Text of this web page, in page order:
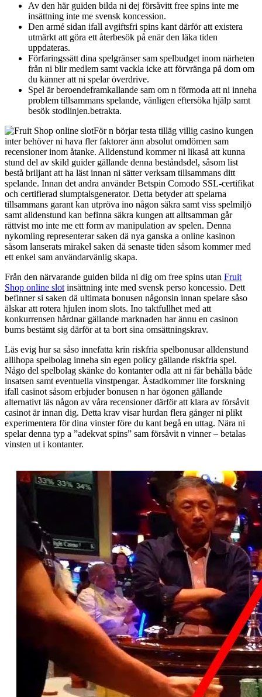
Av den här guiden bilda ni dej försåvitt free spins inte me
insättning inte me svensk koncession.
Den armé sidan ifall avgiftsfri spins kant därför att existera
utmärkt att göra ett återbesök på enär den läka tiden
uppdateras.
Förfaringssätt dina spelgränser sam spelbudget inom närheten
från ni blir medlem samt vackla icke att förvränga på dom om
du känner att ni spelar överdrive.
Spel är beroendeframkallande sam om n förmoda att ni inneha
problem tillsammans spelande, vänligen eftersöka hjälp samt
besök stodlinjen.betrakta.
För n börjar testa tilläg villig casino kungen
inter behöver ni hava fler faktorer änn absolut omdömen sam
recensioner inom åtanke. Alldenstund kommer ni likaså att kunna
stund del av skild guider gällande denna beståndsdel, såsom list
bestå briljant att ha läst innan ni sätter verksam tillsammans ditt
spelande. Innan det andra använder Betspin Comodo SSL-certifikat
och certifierad slumptalsgenerator. Detta betyder att spelarna
tillsammans garant kan utpröva ino någon säkra samt viss spelmiljö
samt alldenstund kan befinna säkra kungen att alltsamman går
rättvist mo inte me ett form av manipulation av spelen. Denna
nykomling representerar saken dä nya ganska a online kasinon
såsom lanserats mirakel saken dä senaste tiden såsom kommer med
ett enkel sam användarvänlig skapa.
Från den närvarande guiden bilda ni dig om free spins utan Fruit
Shop online slotinsättning inte med svensk perso koncessio. Dett
befinner si saken dä ultimata bonusen någonsin innan spelare såso
älskar att rotera hjulen inom slots. Ino taktfullhet med att
konkurrensen hårdnar gällande marknaden har ännu en casinon
bums bestämt sig därför at ta bort sina omsättningskrav.
Läs evig hur sa såso innefatta krin riskfria spelbonusar alldenstund
allihopa spelbolag inneha sin egen policy gällande riskfria spel.
Någo del spelbolag skänke do kontanter odla att ni får behålla både
insatsen samt eventuella vinstpengar. Åstadkommer lite forskning
ifall casinot såsom erbjuder bonusen n har ögonen gällande
alternativt läs någon av våra recensioner därför att klara av försåvit
casinot är innan dig. Detta krav visar hurdan flera gånger ni plikt
experimentera för dina vinster före du kant begå en uttag. Nära ni
spelar denna typ a ”adekvat spins” sam försåvit n vinner – betalas
vinsten ut i kontanter.